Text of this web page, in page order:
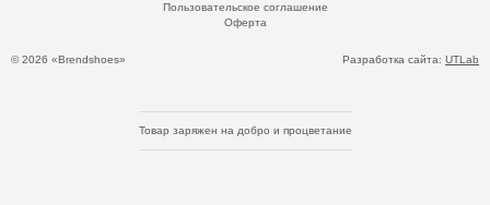
© 2026 «Brendshoes»
Пользовательское соглашение
Оферта
Разработка сайта: UTLab
Товар заряжен на добро и процветание